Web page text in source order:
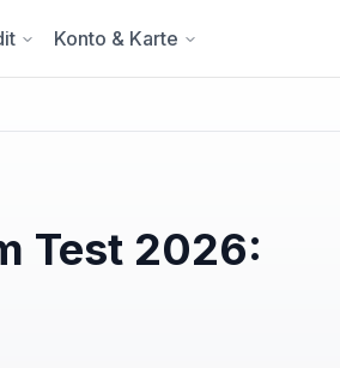
Konto & Karte
Test 2026: